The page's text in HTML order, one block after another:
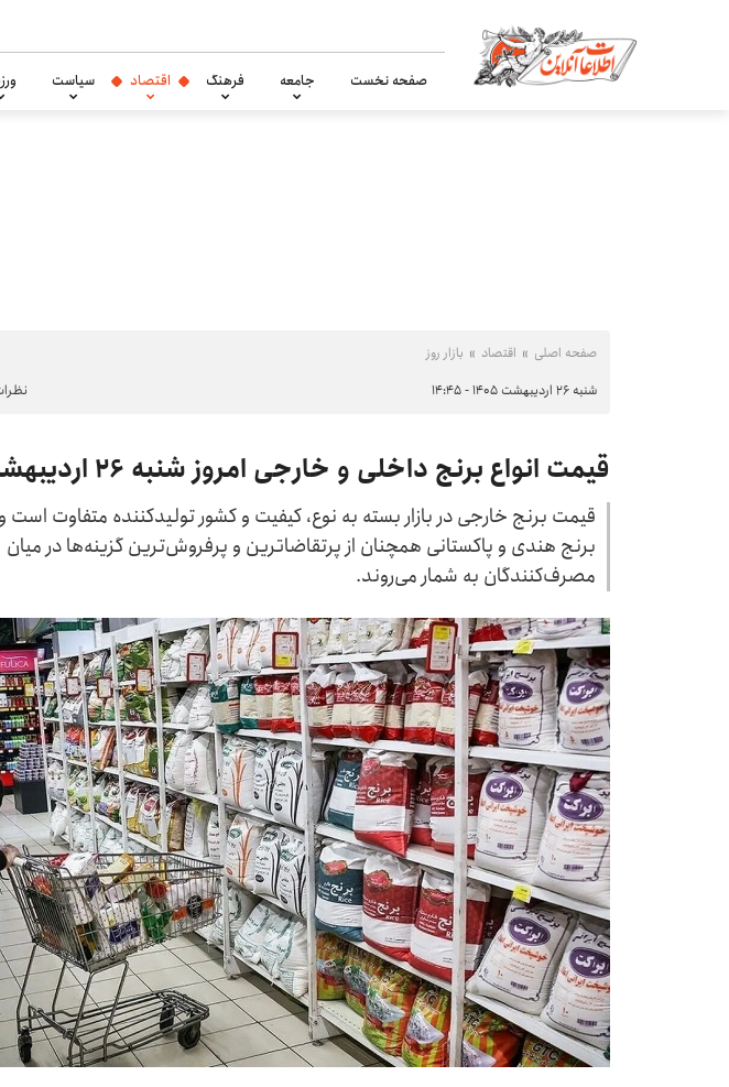
صفحه نخست جامعه فرهنگ اقتصاد سیاست
صفحه اصلی اقتصاد بازار روز
شنبه ۲۶ اردیبهشت ۱۴۰۵ - ۱۴:۴۵
قیمت انواع برنج داخلی و خارجی امروز شنبه ۲۶ اردیبهشت
قیمت برنج خارجی در بازار بسته به نوع، کیفیت و کشور تولیدکننده متفاوت است
برنج هندی و پاکستانی همچنان از پرتقاضاترین و پرفروش‌ترین گزینه‌ها در میان
مصرف‌کنندگان به شمار می‌روند.